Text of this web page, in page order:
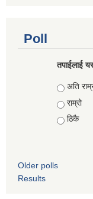
Poll
तपाईलाई
Choices
अति
राम्रो
ठिकै
Older polls
Results